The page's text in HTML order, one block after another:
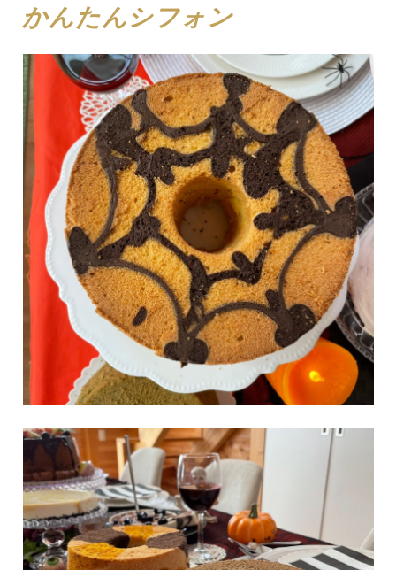
かんたんシフォン